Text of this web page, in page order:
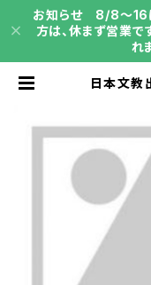
お知らせ 8/8～16は
方は、休まず営業で
れ
日本文教出版 令和6
道徳116
0： SKU